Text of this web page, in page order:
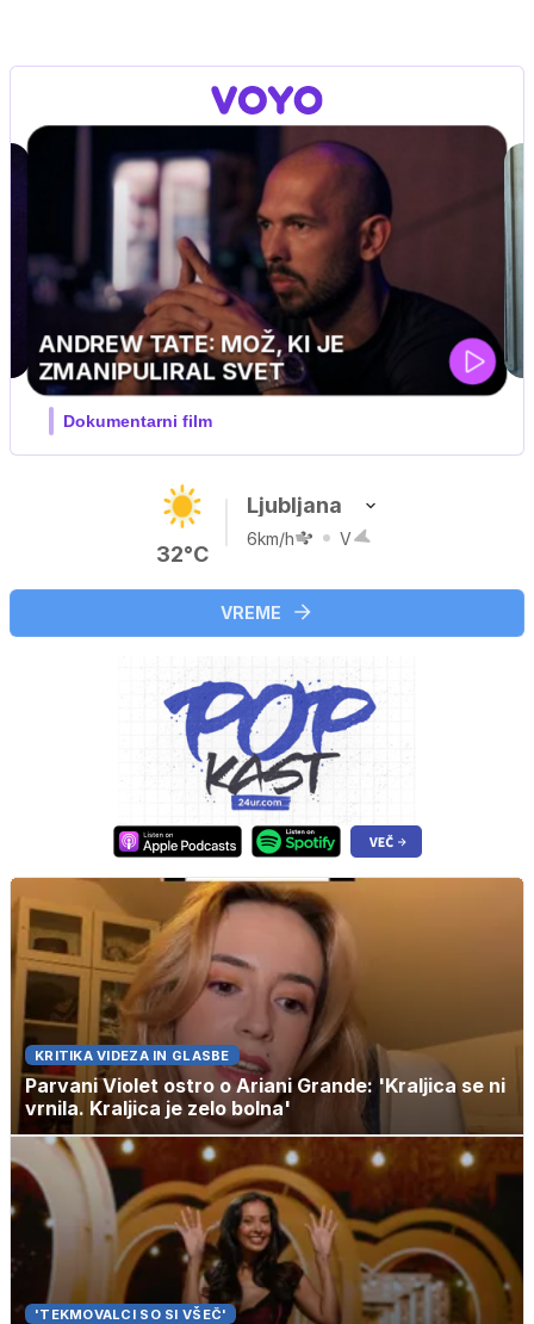
32°C
Ljubljana
6km/h V
VREME
KRITIKA VIDEZA IN GLASBE
Parvani Violet ostro o Ariani Grande: 'Kraljica se ni
vrnila. Kraljica je zelo bolna'
'TEKMOVALCI SO SI VŠEČ'